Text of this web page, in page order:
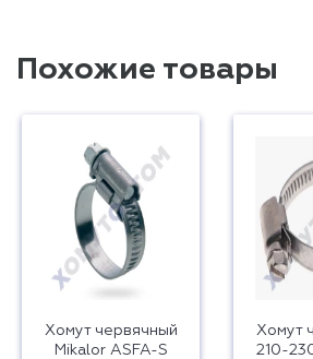
Похожие товары
Хомут червячный
Mikalor ASFA-S
Хомут
210-